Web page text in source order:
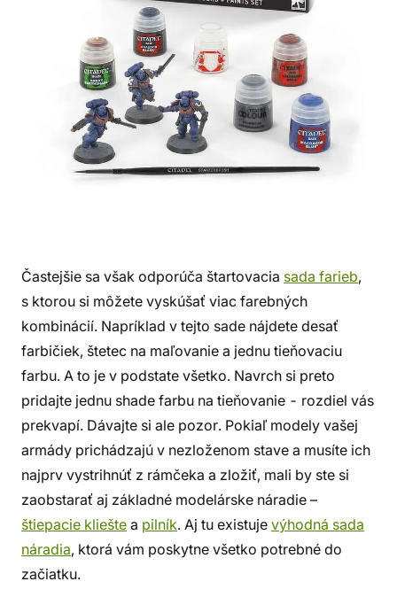
Častejšie sa však odporúča štartovacia sada farieb,
s ktorou si môžete vyskúšať viac farebných
kombinácií. Napríklad v tejto sade nájdete desať
farbičiek, štetec na maľovanie a jednu tieňovaciu
farbu. A to je v podstate všetko. Navrch si preto
pridajte jednu shade farbu na tieňovanie - rozdiel vás
prekvapí. Dávajte si ale pozor. Pokiaľ modely vašej
armády prichádzajú v nezloženom stave a musíte ich
najprv vystrihnúť z rámčeka a zložiť, mali by ste si
zaobstarať aj základné modelárske náradie –
štiepacie kliešte a pilník. Aj tu existuje výhodná sada
náradia, ktorá vám poskytne všetko potrebné do
začiatku.